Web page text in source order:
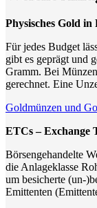
Physisches Gold
Für jedes Budget
gibt es geprägt und
Gramm. Bei
gerechnet. Eine
Goldmünzen und
ETCs – Exchange
Börsengehandelte
die Anlageklasse
um besicherte (un-
Emittenten